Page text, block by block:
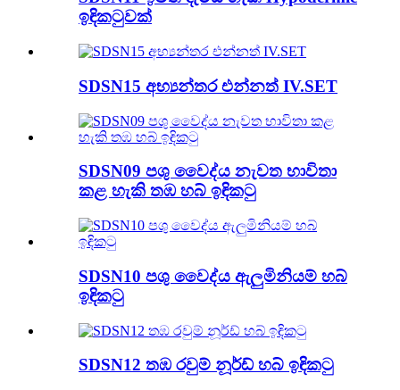
ඉඳිකටුවක්
SDSN15 අභ්‍යන්තර එන්නත් IV.SET
SDSN09 පශු වෛද්ය නැවත භාවිතා
කළ හැකි තඹ හබ් ඉඳිකටු
SDSN10 පශු වෛද්ය ඇලුමිනියම් හබ්
ඉඳිකටු
SDSN12 තඹ රවුම් නූර්ඩ් හබ් ඉඳිකටු